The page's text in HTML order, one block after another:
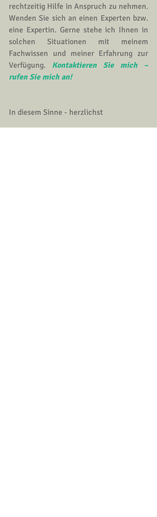
rechtzeitig Hilfe in Anspruch zu nehmen.
Wenden Sie sich an einen Experten bzw.
eine Expertin. Gerne stehe ich Ihnen in
solchen Situationen mit meinem
Fachwissen und meiner Erfahrung zur
Verfügung. Kontaktieren Sie mich –
rufen Sie mich an!
In diesem Sinne - herzlichst